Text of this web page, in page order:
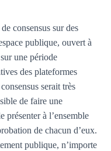
consensus sur des
publique, ouvert à
une période
des plateformes
serait très
de faire une
présenter à l’ensemble
de chacun d’eux.
publique, n’importe